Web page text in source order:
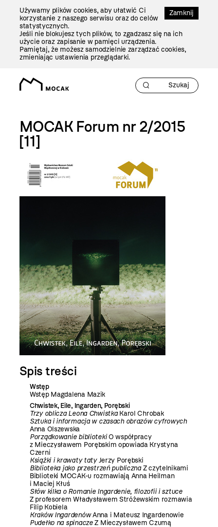
Zamknij
Używamy plików cookies, aby ułatwić Ci
korzystanie z naszego serwisu oraz do celów
statystycznych.
Jeśli nie blokujesz tych plików, to zgadzasz się na ich
użycie oraz zapisanie w pamięci urządzenia.
Pamiętaj, że możesz samodzielnie zarządzać cookies,
zmieniając ustawienia przeglądarki.
MOCAK Forum nr 2/2015
[11]
Spis treści
Wstęp
Wstęp Magdalena Mazik
Chwistek, Eile, Ingarden, Porębski
Trzy oblicza Leona ChwistkaKarol Chrobak
Sztuka i informacja w czasach obrazów cyfrowych
Anna Olszewska
Porządkowanie bibliotekiO współpracy
z Mieczysławem Porębskim opowiada Krystyna
Czerni
Książki i krawaty tatyJerzy Porębski
Biblioteka jako przestrzeń publicznaZ czytelnikami
Biblioteki MOCAK-u rozmawiają Anna Heilman
i Maciej Kłuś
Słów kilka o Romanie Ingardenie, filozofii i sztuce
Z profesorem Władysławem Stróżewskim rozmawia
Filip Kobiela
Kraków IngardenówAnna i Mateusz Ingardenowie
Pudełko na spinaczeZ Mieczysławem Czumą